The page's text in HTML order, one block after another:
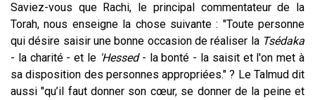
Saviez-vous que Rachi, le principal commentateur de la
Torah, nous enseigne la chose suivante : "Toute personne
qui désire saisir une bonne occasion de réaliser la Tsédaka
- la charité - et le 'Hessed- la bonté - la saisit et l'on met à
sa disposition des personnes appropriées." ? Le Talmud dit
aussi "qu’il faut donner son cœur, se donner de la peine et